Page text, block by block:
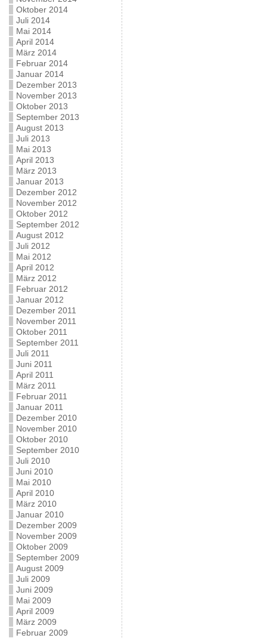
Oktober 2014
Juli 2014
Mai 2014
April 2014
März 2014
Februar 2014
Januar 2014
Dezember 2013
November 2013
Oktober 2013
September 2013
August 2013
Juli 2013
Mai 2013
April 2013
März 2013
Januar 2013
Dezember 2012
November 2012
Oktober 2012
September 2012
August 2012
Juli 2012
Mai 2012
April 2012
März 2012
Februar 2012
Januar 2012
Dezember 2011
November 2011
Oktober 2011
September 2011
Juli 2011
Juni 2011
April 2011
März 2011
Februar 2011
Januar 2011
Dezember 2010
November 2010
Oktober 2010
September 2010
Juli 2010
Juni 2010
Mai 2010
April 2010
März 2010
Januar 2010
Dezember 2009
November 2009
Oktober 2009
September 2009
August 2009
Juli 2009
Juni 2009
Mai 2009
April 2009
März 2009
Februar 2009